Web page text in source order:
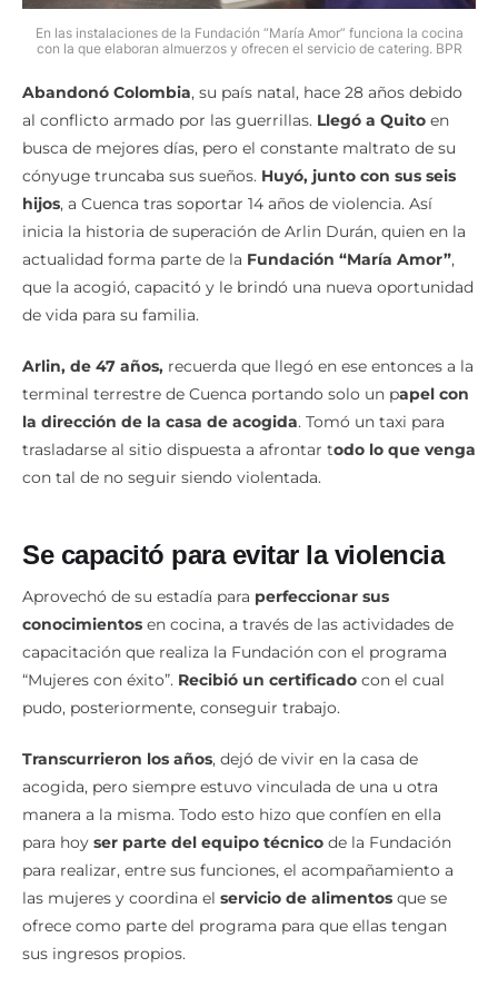
En las instalaciones de la Fundación “María Amor” funciona la cocina
con la que elaboran almuerzos y ofrecen el servicio de catering. BPR
Abandonó Colombia, su país natal, hace 28 años debido
al conflicto armado por las guerrillas. Llegó a Quito en
busca de mejores días, pero el constante maltrato de su
cónyuge truncaba sus sueños. Huyó, junto con sus seis
hijos, a Cuenca tras soportar 14 años de violencia. Así
inicia la historia de superación de Arlin Durán, quien en la
actualidad forma parte de la Fundación “María Amor”,
que la acogió, capacitó y le brindó una nueva oportunidad
de vida para su familia.
Arlin, de 47 años, recuerda que llegó en ese entonces a la
terminal terrestre de Cuenca portando solo un papel con
la dirección de la casa de acogida. Tomó un taxi para
trasladarse al sitio dispuesta a afrontar todo lo que venga
con tal de no seguir siendo violentada.
Se capacitó para evitar la violencia
Aprovechó de su estadía para perfeccionar sus
conocimientos en cocina, a través de las actividades de
capacitación que realiza la Fundación con el programa
“Mujeres con éxito”. Recibió un certificado con el cual
pudo, posteriormente, conseguir trabajo.
Transcurrieron los años, dejó de vivir en la casa de
acogida, pero siempre estuvo vinculada de una u otra
manera a la misma. Todo esto hizo que confíen en ella
para hoy ser parte del equipo técnico de la Fundación
para realizar, entre sus funciones, el acompañamiento a
las mujeres y coordina el servicio de alimentos que se
ofrece como parte del programa para que ellas tengan
sus ingresos propios.